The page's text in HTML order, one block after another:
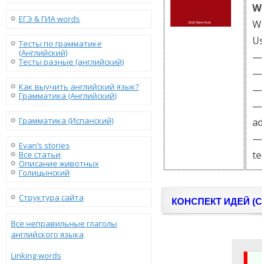
ЕГЭ & ГИА words
Тесты по грамматике
(Английский)
Тесты разные (английский)
Как выучить английский язык?
Грамматика (Английский)
Грамматика (Испанский)
Evan’s stories
Все статьи
Описание животных
Голицынский
Структура сайта
Все неправильные глаголы
английского языка
Linking words
—
—
—
—
—
КОНСПЕКТ ИДЕЙ